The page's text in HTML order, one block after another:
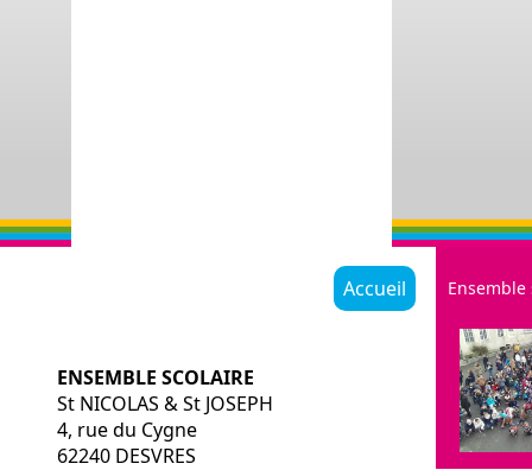
Accueil
ENSEMBLE SCOLAIRE
St NICOLAS & St JOSEPH
4, rue du Cygne
62240 DESVRES